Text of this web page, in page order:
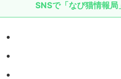
SNSで「なび猫情報局